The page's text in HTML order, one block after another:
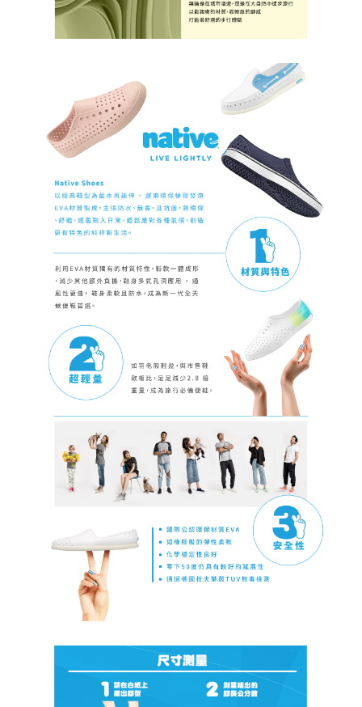
請求用戶進行身份認證。
５．嚴禁一人註冊多個帳號或使用他人資訊註冊。若發現惡意使用之情形，
恩沛科技股份有限公司將有權停止該用戶之使用額度並採取法律行動。